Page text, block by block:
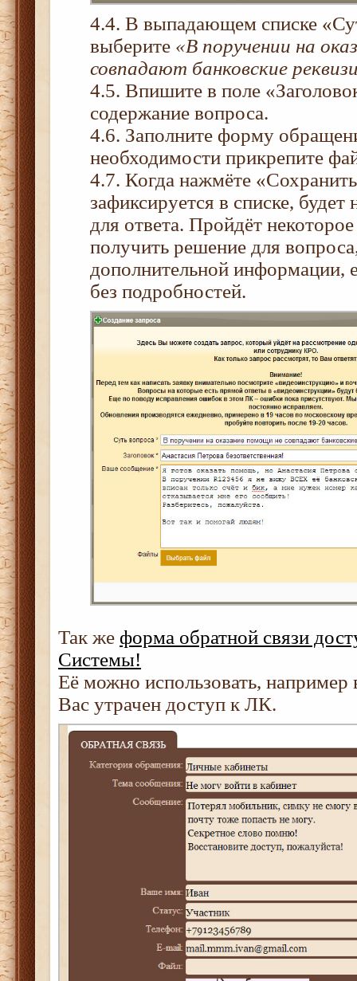
4.4. В выпадающем списке
выберите «В поручении на
совпадают банковские
4.5. Впишите в поле
содержание вопроса.
4.6. Заполните форму
необходимости прикрепите
4.7. Когда нажмёте
зафиксируется в списке, будет
для ответа. Пройдёт
получить решение для
дополнительной информации,
без подробностей.
Так же форма обратной связи
Системы!
Её можно использовать, например
Вас утрачен доступ к ЛК.